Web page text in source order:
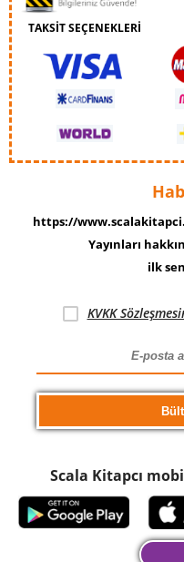
TAKSİT SEÇENEKLERİ
https://
Yayınları
ilk
KVKK
Scala Kitapcı